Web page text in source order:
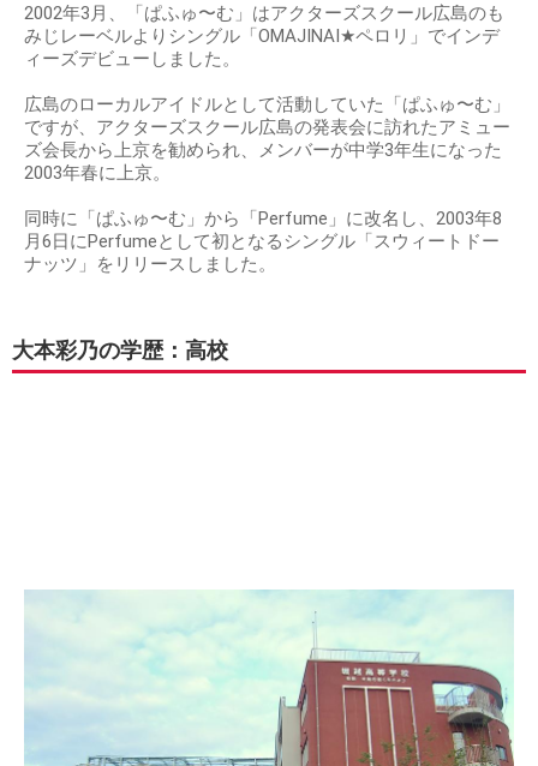
2002年3月、「ぱふゅ〜む」はアクターズスクール広島のも
みじレーベルよりシングル「OMAJINAI★ペロリ」でインデ
ィーズデビューしました。
広島のローカルアイドルとして活動していた「ぱふゅ〜む」
ですが、アクターズスクール広島の発表会に訪れたアミュー
ズ会長から上京を勧められ、メンバーが中学3年生になった
2003年春に上京。
同時に「ぱふゅ〜む」から「Perfume」に改名し、2003年8
月6日にPerfumeとして初となるシングル「スウィートドー
ナッツ」をリリースしました。
大本彩乃の学歴：高校